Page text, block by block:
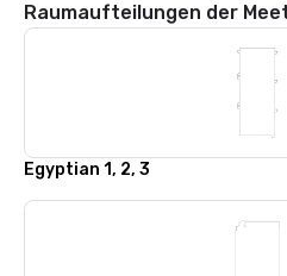
Raumaufteilungen der
Egyptian 1, 2, 3